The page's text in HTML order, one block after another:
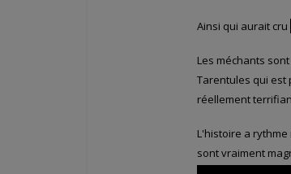
Ainsi qui aurait cru
Les méchants
Tarentules qui est
réellement
L'histoire a
sont vraiment